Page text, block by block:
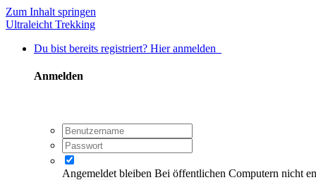
Zum Inhalt springen
Ultraleicht Trekking
Du bist bereits registriert? Hier anmelden
Anmelden
Angemeldet bleiben Bei öffentlichen Computern nicht